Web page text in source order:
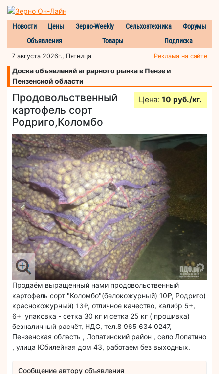
Новости Цены Зерно-Weekly Сельхозтехника
Форумы
Объявления
Товары Подписка
7 августа 2026г., Пятница Реклама на сайте
Доска объявлений аграрного рынка в Пензе и
Пензенской области
Продовольственный
картофель сорт
Родриго,Коломбо
Цена: 10 руб./кг.
Продаём выращенный нами продовольственный
картофель сорт "Коломбо"(белокожурный) 10₽, Родриго(
краснокожурный) 13₽, отличное качество, калибр 5+,
6+, упаковка - сетка 30 кг и сетка 25 кг ( прошивка)
безналичный расчёт, НДС, тел.8 965 634 0247,
Пензенская область , Лопатинский район , село Лопатино
, улица Юбилейная дом 43, работаем без выходных.
Сообщение автору объявления